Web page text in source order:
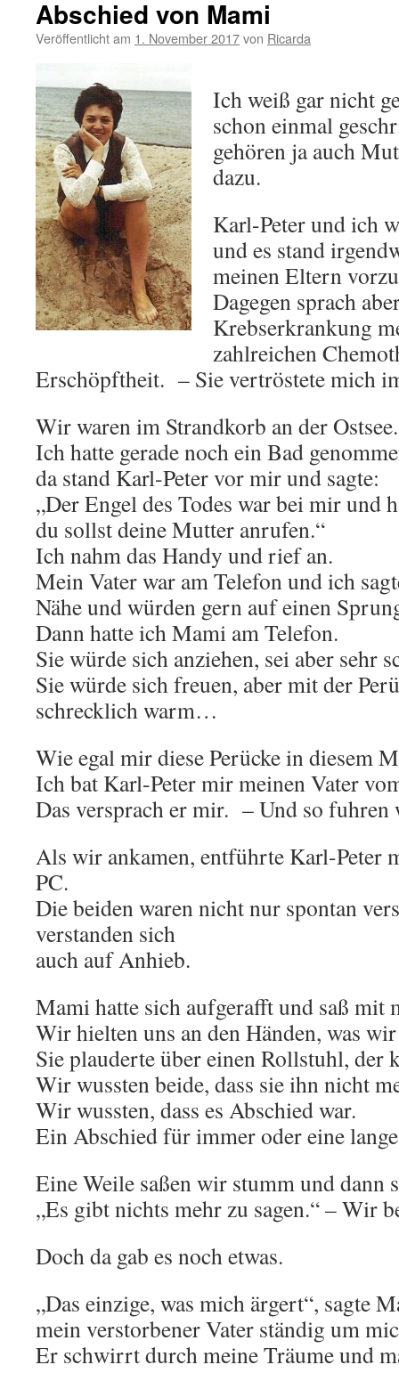
Abschied von Mami
Veröffentlicht am 1. November 2017von Ricarda
Ich weiß gar nicht
schon einmal
gehören ja auch
dazu.
Karl-Peter und ich
und es stand
meinen Eltern
Dagegen sprach
Krebserkrankung
zahlreichen
Erschöpftheit. – Sie vertröstete mich
Wir waren im Strandkorb an der Ostsee.
Ich hatte gerade noch ein Bad
da stand Karl-Peter vor mir und sagte:
„Der Engel des Todes war bei mir und
du sollst deine Mutter anrufen.“
Ich nahm das Handy und rief an.
Mein Vater war am Telefon und ich
Nähe und würden gern auf einen
Dann hatte ich Mami am Telefon.
Sie würde sich anziehen, sei aber sehr
Sie würde sich freuen, aber mit der
schrecklich warm…
Wie egal mir diese Perücke in diesem
Ich bat Karl-Peter mir meinen Vater
Das versprach er mir. – Und so
Als wir ankamen, entführte Karl-Peter
PC.
Die beiden waren nicht nur spontan
verstanden sich
auch auf Anhieb.
Mami hatte sich aufgerafft und saß mit
Wir hielten uns an den Händen, was
Sie plauderte über einen Rollstuhl, der
Wir wussten beide, dass sie ihn nicht
Wir wussten, dass es Abschied war.
Ein Abschied für immer oder eine
Eine Weile saßen wir stumm und dann
„Es gibt nichts mehr zu sagen.“ – Wir
Doch da gab es noch etwas.
„Das einzige, was mich ärgert“, sagte
mein verstorbener Vater ständig um
Er schwirrt durch meine Träume und